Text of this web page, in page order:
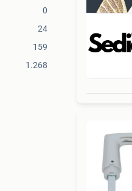
0
24
159
1.268